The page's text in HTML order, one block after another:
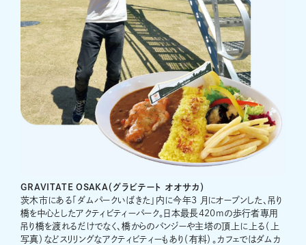
GRAVITATE OSAKA（グラビテート オオサカ）
茨木市にある「ダムパークいばきた」内に今年3 月にオープンした、吊り
橋を中心としたアクティビティーパーク。日本最長420mの歩行者専用
吊り橋を渡れるだけでなく、橋からのバンジーや主塔の頂上に上る（上
写真）などスリリングなアクティビティーもあり（有料）。カフェではダムカ